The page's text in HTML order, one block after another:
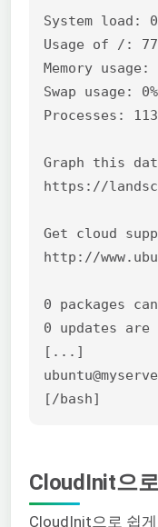
System load:
Usage of /:
Memory usage:
Swap usage: 0%
Processes: 113
Graph this
https://
Get cloud
http://
0 packages
0 updates
[...]
[/bash]
CloudInit으
CloudInit으로 쉽